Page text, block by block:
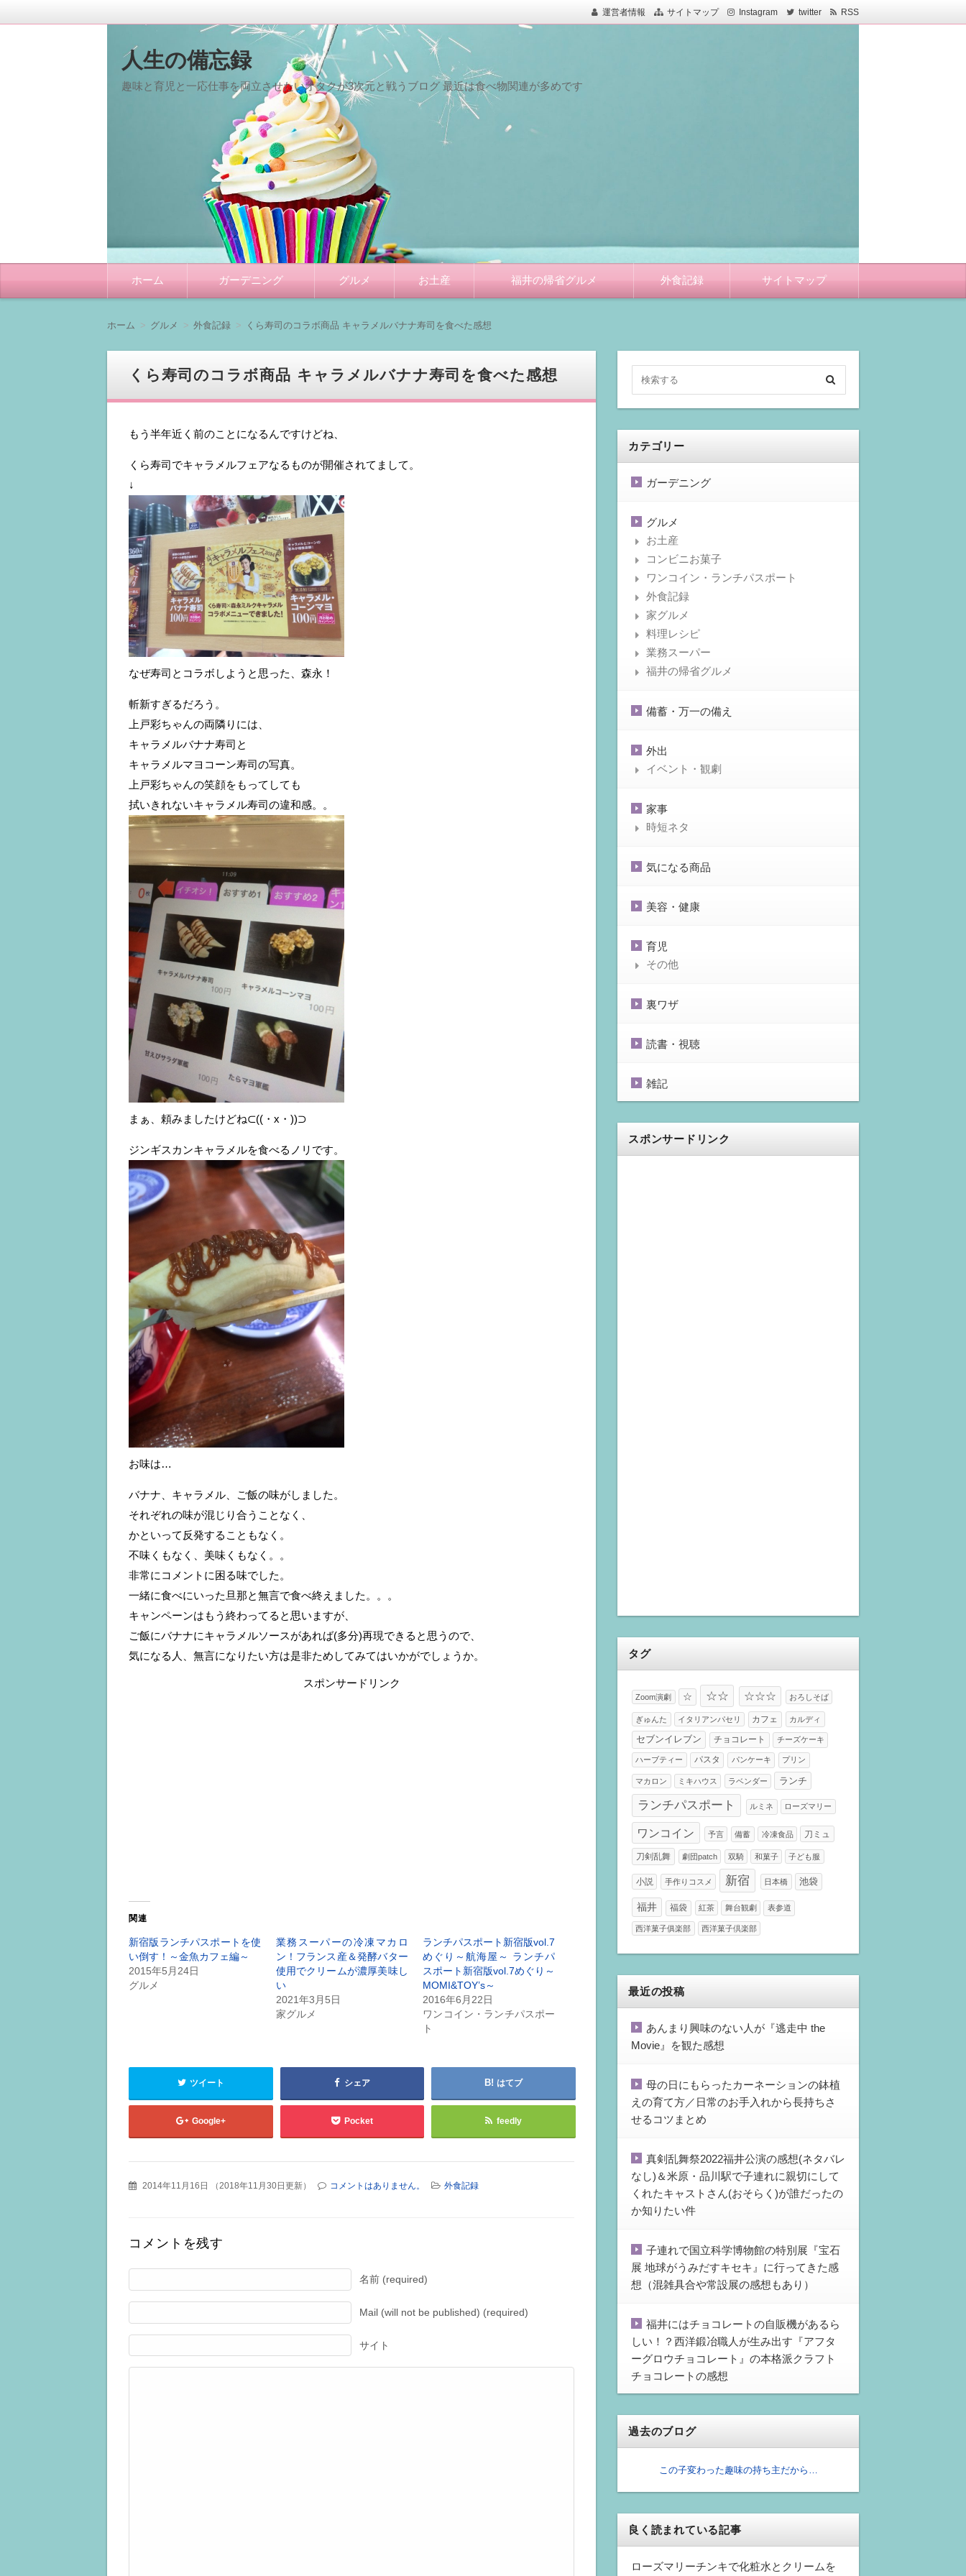
運営者情報 サイトマップ Instagram twitter RSS
人生の備忘録
趣味と育児と一応仕事を両立させたいオタクが3次元と戦うブログ 最近は食べ物関連が多めです
ホーム ガーデニング グルメ お土産 福井の帰省グルメ 外食記録 サイトマップ
ホーム グルメ 外食記録 くら寿司のコラボ商品 キャラメルバナナ寿司を食べた感想
くら寿司のコラボ商品 キャラメルバナナ寿司を食べた感想
もう半年近く前のことになるんですけどね、
くら寿司でキャラメルフェアなるものが開催されてまして。
↓
なぜ寿司とコラボしようと思った、森永！
斬新すぎるだろう。
上戸彩ちゃんの両隣りには、
キャラメルバナナ寿司と
キャラメルマヨコーン寿司の写真。
上戸彩ちゃんの笑顔をもってしても
拭いきれないキャラメル寿司の違和感。。
まぁ、頼みましたけどね⊂((・x・))⊃
ジンギスカンキャラメルを食べるノリです。
お味は…
バナナ、キャラメル、ご飯の味がしました。
それぞれの味が混じり合うことなく、
かといって反発することもなく。
不味くもなく、美味くもなく。。
非常にコメントに困る味でした。
一緒に食べにいった旦那と無言で食べ終えました。。。
キャンペーンはもう終わってると思いますが、
ご飯にバナナにキャラメルソースがあれば(多分)再現できると思うので、
気になる人、無言になりたい方は是非ためしてみてはいかがでしょうか。
スポンサードリンク
関連
新宿版ランチパスポートを使
い倒す！～金魚カフェ編～
2015年5月24日
グルメ
業務スーパーの冷凍マカロ
ン！フランス産＆発酵バター
使用でクリームが濃厚美味し
い
2021年3月5日
家グルメ
ランチパスポート新宿版vol.7
めぐり～航海屋～ ランチパ
スポート新宿版vol.7めぐり～
MOMI&TOY’s～
2016年6月22日
ワンコイン・ランチパスポー
ト
ツイート シェア はてブ
Google+ Pocket feedly
2014年11月16日 （2018年11月30日更新） コメントはありません。 外食記録
コメントを残す
名前 (required)
Mail (will not be published) (required)
サイト
カテゴリー
ガーデニング
グルメ
お土産
コンビニお菓子
ワンコイン・ランチパスポート
外食記録
家グルメ
料理レシピ
業務スーパー
福井の帰省グルメ
備蓄・万一の備え
外出
イベント・観劇
家事
時短ネタ
気になる商品
美容・健康
育児
その他
裏ワザ
読書・視聴
雑記
スポンサードリンク
タグ
Zoom演劇 ☆ ☆☆ ☆☆☆ おろしそば
ぎゅんた イタリアンパセリ カフェ カルディ
セブンイレブン チョコレート チーズケーキ
ハーブティー パスタ パンケーキ プリン
マカロン ミキハウス ラベンダー ランチ
ランチパスポート ルミネ ローズマリー
ワンコイン 予言 備蓄 冷凍食品 刀ミュ
刀剣乱舞 劇団patch 双騎 和菓子 子ども服
小説 手作りコスメ 新宿 日本橋 池袋
福井 福袋 紅茶 舞台観劇 表参道
西洋菓子俱楽部 西洋菓子倶楽部
最近の投稿
あんまり興味のない人が『逃走中 the
Movie』を観た感想
母の日にもらったカーネーションの鉢植
えの育て方／日常のお手入れから長持ちさ
せるコツまとめ
真剣乱舞祭2022福井公演の感想(ネタバレ
なし)＆米原・品川駅で子連れに親切にして
くれたキャストさん(おそらく)が誰だったの
か知りたい件
子連れで国立科学博物館の特別展『宝石
展 地球がうみだすキセキ』に行ってきた感
想（混雑具合や常設展の感想もあり）
福井にはチョコレートの自販機があるら
しい！？西洋鍛冶職人が生み出す『アフタ
ーグロウチョコレート』の本格派クラフト
チョコレートの感想
過去のブログ
この子変わった趣味の持ち主だから…
良く読まれている記事
ローズマリーチンキで化粧水とクリームを